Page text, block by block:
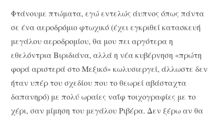
Φτάνουμε πτώματα, εγώ εντελώς άυπνος όπως πάντα
σε ένα αεροδρόμιο φτωχικό (έχει εγκριθεί κατασκευή
μεγάλου αεροδρομίου, θα μου πει αργότερα η
εθελόντρια Βιριδιάνα, αλλά η νέα κυβέρνηση «πρώτη
φορά αριστερά στο Μεξικό» κωλυσιεργεί, άλλωστε δεν
ήταν υπέρ του σχεδίου που το θεωρεί αβάσταχτα
δαπανηρό) με πολύ ωραίες ναΐφ τοιχογραφίες με το
χέρι, σαν μίμηση του μεγάλου Ριβέρα. Δεν ξέρω αν θα